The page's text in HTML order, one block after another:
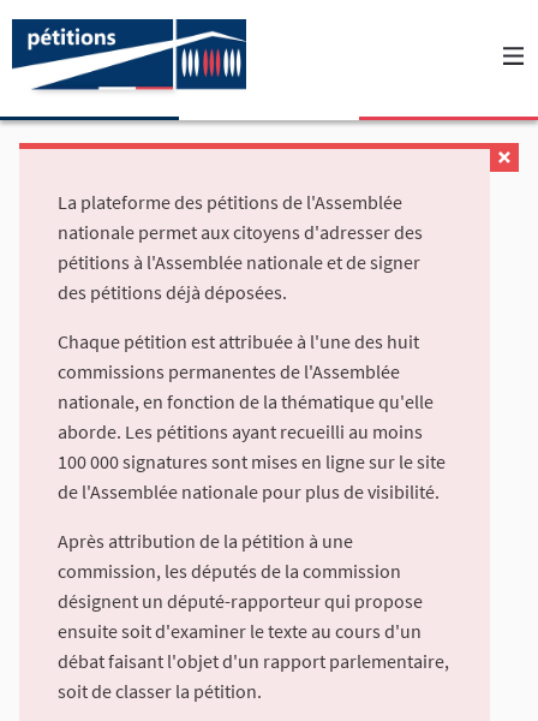
La plateforme des pétitions de l'Assemblée
nationale permet aux citoyens d'adresser des
pétitions à l'Assemblée nationale et de signer
des pétitions déjà déposées.
Chaque pétition est attribuée à l'une des huit
commissions permanentes de l'Assemblée
nationale, en fonction de la thématique qu'elle
aborde. Les pétitions ayant recueilli au moins
100 000 signatures sont mises en ligne sur le site
de l'Assemblée nationale pour plus de visibilité.
Après attribution de la pétition à une
commission, les députés de la commission
désignent un député-rapporteur qui propose
ensuite soit d'examiner le texte au cours d'un
débat faisant l'objet d'un rapport parlementaire,
soit de classer la pétition.